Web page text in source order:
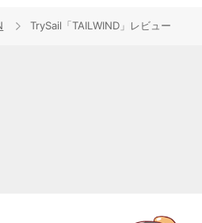
TrySail「TAILWIND」レビュー